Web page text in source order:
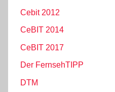
Cebit 2012
CeBIT 2014
CeBIT 2017
Der FernsehTIPP
DTM